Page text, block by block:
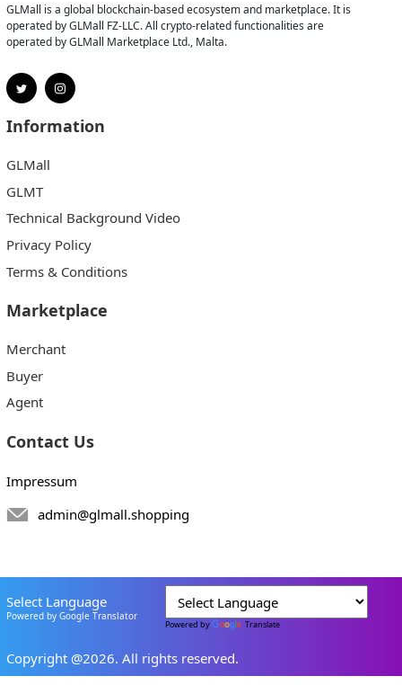
GLMall is a global blockchain-based ecosystem and marketplace. It is
operated by GLMall FZ-LLC. All crypto-related functionalities are
operated by GLMall Marketplace Ltd., Malta.
Information
GLMall
GLMT
Technical Background Video
Privacy Policy
Terms & Conditions
Marketplace
Merchant
Buyer
Agent
Contact Us
Impressum
admin@glmall.shopping
Select Language
Powered by Google Translator
Powered by Translate
Copyright @2026. All rights reserved.